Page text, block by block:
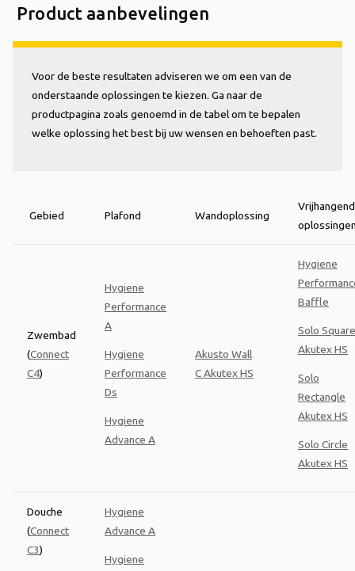
Product aanbevelingen
Voor de beste resultaten adviseren we om een van de
onderstaande oplossingen te kiezen. Ga naar de
productpagina zoals genoemd in de tabel om te bepalen
welke oplossing het best bij uw wensen en behoeften past.
Gebied Plafond Wandoplossing
Zwembad
(Connect
C4)
Hygiene
Performance
A
Hygiene
Performance
Ds
Hygiene
Advance A
Akusto Wall
C Akutex HS
Hygiene
Baffle
Solo Square
Akutex HS
Solo
Rectangle
Akutex HS
Solo Circle
Akutex HS
Douche
(Connect
C3)
Hygiene
Advance A
Hygiene